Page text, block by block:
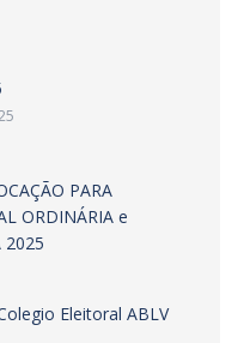
PARA
ORDINÁRIA e
2025
Eleitoral ABLV